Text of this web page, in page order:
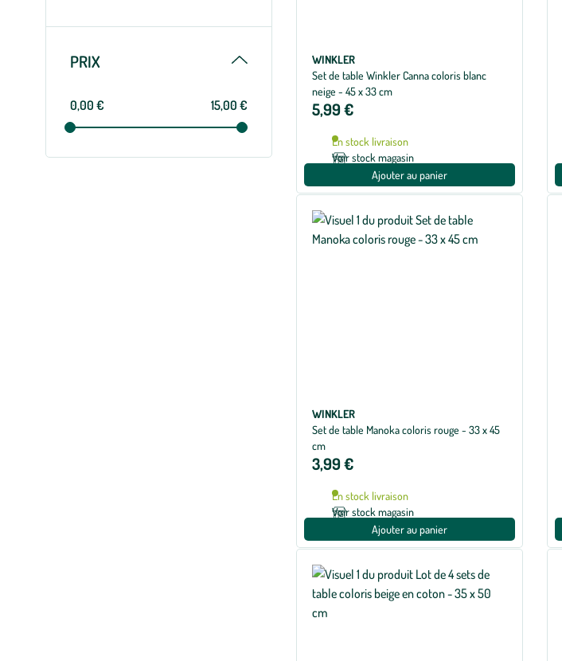
PRIX Replier
0,00 € 15,00 €
WINKLER
Set de table Winkler Canna coloris blanc
neige - 45 x 33 cm
5,99 €
En stock livraison
Voir stock magasin
Ajouter au panier
WINKLER
Set de table Manoka coloris rouge - 33 x 45
cm
3,99 €
En stock livraison
Voir stock magasin
Ajouter au panier